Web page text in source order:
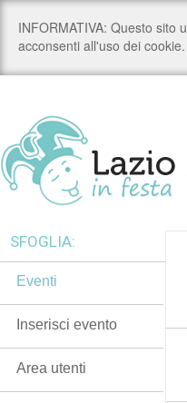
SFOGLIA:
Eventi
Inserisci evento
Area utenti